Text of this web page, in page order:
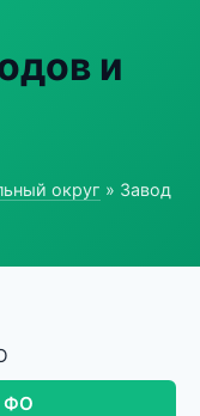
и
округ » Завод
ФО